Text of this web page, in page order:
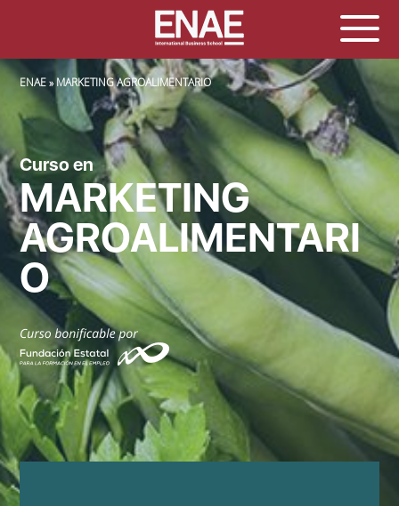
SOBRESCRIBIR ENLACES DE AYUDA A LA NAVEGACIÓN
ENAE MARKETING AGROALIMENTARIO
Curso en
MARKETING
AGROALIMENTARI
O